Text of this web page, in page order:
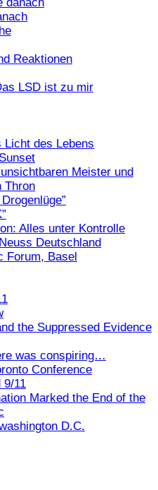
Reaktionen
LSD ist zu mir
Licht des Lebens
Meister und
Thron
Alles unter Kontrolle
Deutschland
Forum, Basel
the Suppressed Evidence
was conspiring…
Conference
9/11
Marked the End of the
D.C.